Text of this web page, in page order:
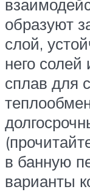
образуют
слой,
него
сплав для
в банную
варианты